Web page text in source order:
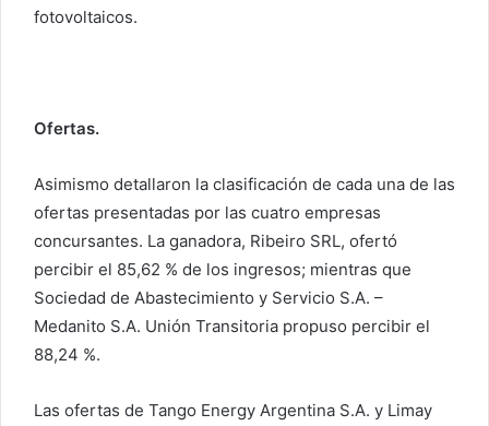
fotovoltaicos.
Ofertas.
Asimismo detallaron la clasificación de cada una de las
ofertas presentadas por las cuatro empresas
concursantes. La ganadora, Ribeiro SRL, ofertó
percibir el 85,62 % de los ingresos; mientras que
Sociedad de Abastecimiento y Servicio S.A. –
Medanito S.A. Unión Transitoria propuso percibir el
88,24 %.
Las ofertas de Tango Energy Argentina S.A. y Limay